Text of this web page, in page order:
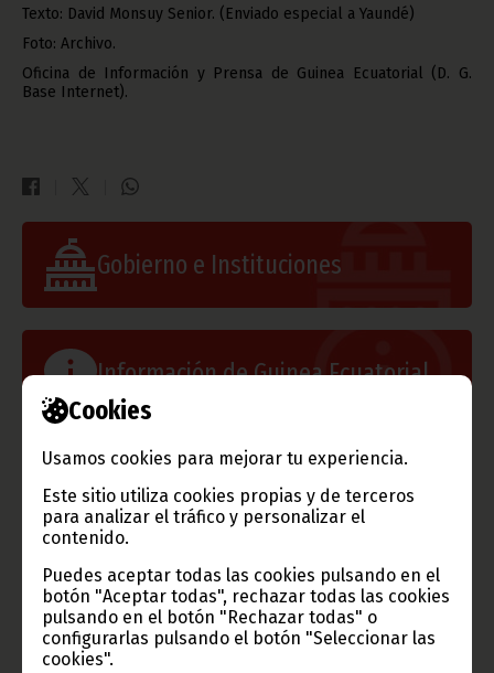
Cookies
Usamos cookies para mejorar tu experiencia.
Este sitio utiliza cookies propias y de terceros
para analizar el tráfico y personalizar el
contenido.
Puedes aceptar todas las cookies pulsando en el
botón "Aceptar todas", rechazar todas las cookies
pulsando en el botón "Rechazar todas" o
configurarlas pulsando el botón "Seleccionar las
cookies".
Texto: David Monsuy Senior. (Enviado especial a Yaundé)
Foto: Archivo.
Oficina de Información y Prensa de Guinea Ecuatorial (D. G.
Base Internet).
Gobierno e Instituciones
Información de Guinea Ecuatorial
TVGE
Radio Nacional de Guinea
Ecuatorial
Haz click aquí para escuchar ahora